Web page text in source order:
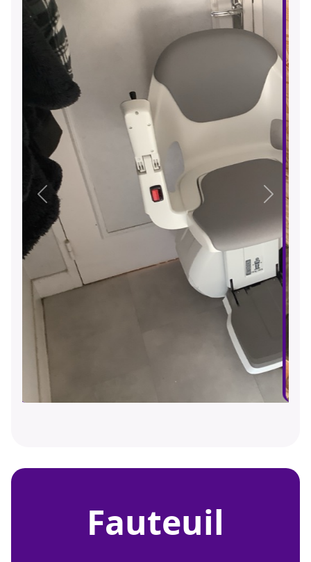
Précédent Suivant
fauteuil